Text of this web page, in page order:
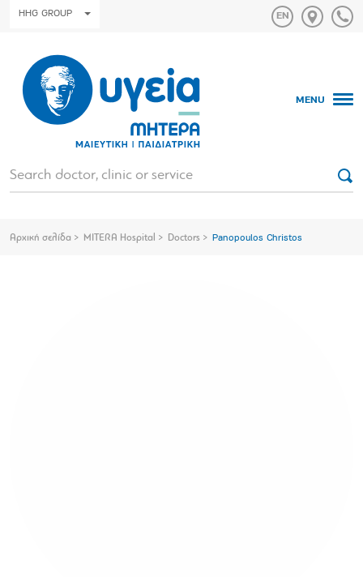
HHG GROUP
MENU
Αρχική σελίδα MITERA Hospital Doctors Panopoulos Christos